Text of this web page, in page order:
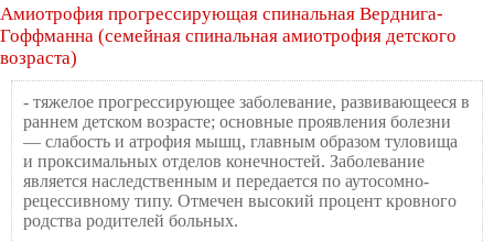
Амиотрофия прогрессирующая спинальная Верднига-
Гоффманна (семейная спинальная амиотрофия детского
возраста)
- тяжелое прогрессирующее заболевание, развивающееся в
раннем детском возрасте; основные проявления болезни
— слабость и атрофия мышц, главным образом туловища
и проксимальных отделов конечностей. Заболевание
является наследственным и передается по аутосомно-
рецессивному типу. Отмечен высокий процент кровного
родства родителей больных.